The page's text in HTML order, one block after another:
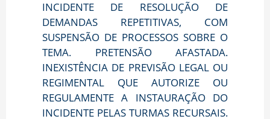
INCIDENTE DE RESOLUÇÃO DE
DEMANDAS REPETITIVAS, COM
SUSPENSÃO DE PROCESSOS SOBRE O
TEMA. PRETENSÃO AFASTADA.
INEXISTÊNCIA DE PREVISÃO LEGAL OU
REGIMENTAL QUE AUTORIZE OU
REGULAMENTE A INSTAURAÇÃO DO
INCIDENTE PELAS TURMAS RECURSAIS.